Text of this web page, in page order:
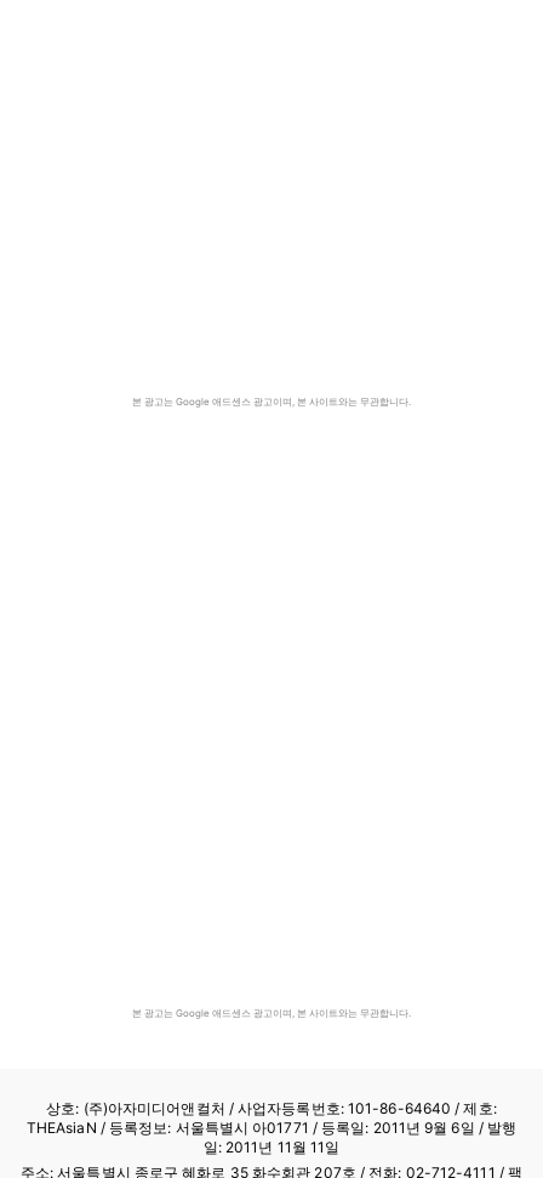
본 광고는 Google 애드센스 광고이며, 본 사이트와는 무관합니다.
본 광고는 Google 애드센스 광고이며, 본 사이트와는 무관합니다.
상호: (주)아자미디어앤컬처 /사업자등록번호: 101-86-64640 / 제호:
THEAsiaN / 등록정보: 서울특별시 아01771 / 등록일: 2011년 9월 6일 / 발행
일: 2011년 11월 11일
주소: 서울특별시 종로구 혜화로 35 화수회관 207호 / 전화: 02-712-4111 / 팩